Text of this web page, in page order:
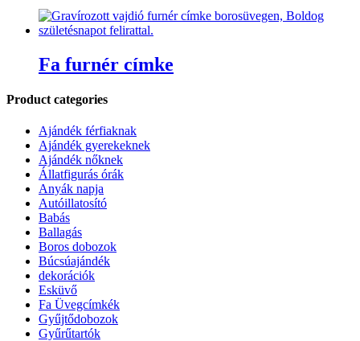
Fa furnér címke
Product categories
Ajándék férfiaknak
Ajándék gyerekeknek
Ajándék nőknek
Állatfigurás órák
Anyák napja
Autóillatosító
Babás
Ballagás
Boros dobozok
Búcsúajándék
dekorációk
Esküvő
Fa Üvegcímkék
Gyűjtődobozok
Gyűrűtartók